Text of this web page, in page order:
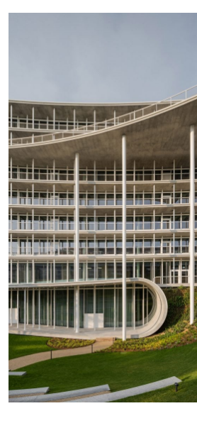
克里斯汀-宾斯旺格说，“这是
力。如果你找到一个适合所有